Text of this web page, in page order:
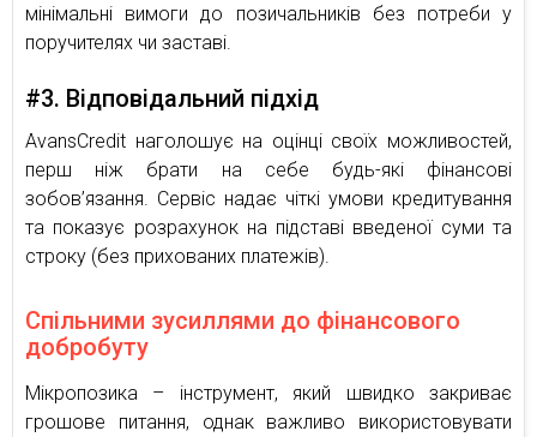
мінімальні вимоги до позичальників без потреби у
поручителях чи заставі.
#3. Відповідальний підхід
AvansCredit наголошує на оцінці своїх можливостей,
перш ніж брати на себе будь-які фінансові
зобов’язання. Сервіс надає чіткі умови кредитування
та показує розрахунок на підставі введеної суми та
строку (без прихованих платежів).
Спільними зусиллями до фінансового
добробуту
Мікропозика – інструмент, який швидко закриває
грошове питання, однак важливо використовувати